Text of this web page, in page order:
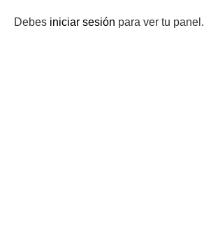
Debes iniciar sesión para ver tu panel.